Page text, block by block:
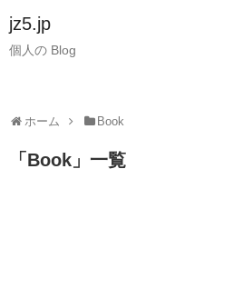
jz5.jp
個人の Blog
ホーム Book
「 Book 」 一覧